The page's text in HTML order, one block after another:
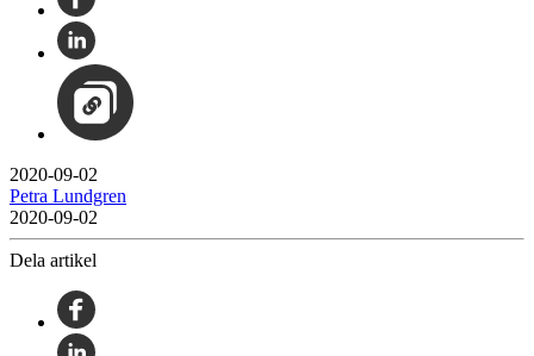
2020-09-02
Petra Lundgren
2020-09-02
Dela artikel